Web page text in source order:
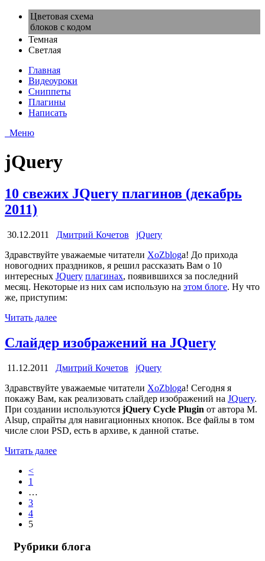
Цветовая схема
блоков с кодом
Темная
Светлая
Главная
Видеоуроки
Сниппеты
Плагины
Написать
Меню
jQuery
10 свежих JQuery плагинов (декабрь
2011)
30.12.2011 Дмитрий Кочетов
jQuery
Здравствуйте уважаемые читатели XoZblogа! До прихода
новогодних праздников, я решил рассказать Вам о 10
интересных JQuery плагинах, появившихся за последний
месяц. Некоторые из них сам использую на этом блоге. Ну что
же, приступим:
Читать далее
Слайдер изображений на JQuery
11.12.2011 Дмитрий Кочетов
jQuery
Здравствуйте уважаемые читатели XoZblogа! Сегодня я
покажу Вам, как реализовать слайдер изображений на JQuery.
При создании используются jQuery Cycle Plugin от автора M.
Alsup, спрайты для навигационных кнопок. Все файлы в том
числе слои PSD, есть в архиве, к данной статье.
Читать далее
<
1
…
3
4
5
Рубрики блога